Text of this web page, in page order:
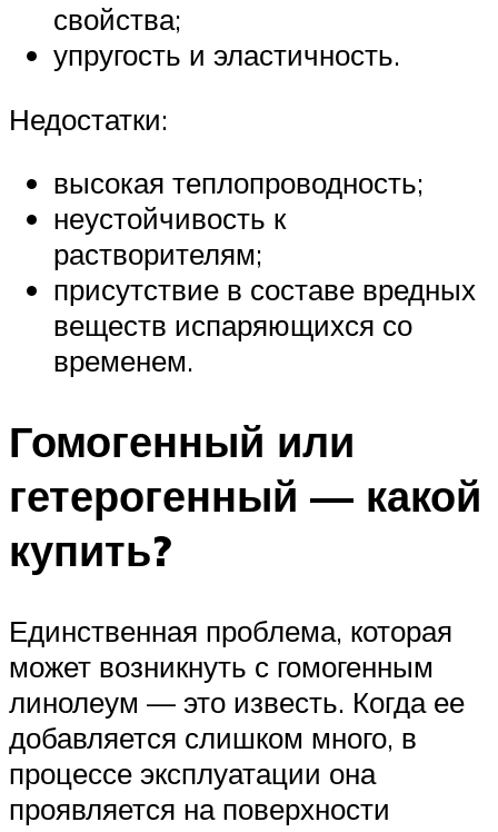
свойства;
упругость и эластичность.
Недостатки:
высокая теплопроводность;
неустойчивость к
растворителям;
присутствие в составе вредных
веществ испаряющихся со
временем.
Гомогенный или
гетерогенный — какой
купить?
Единственная проблема, которая
может возникнуть с гомогенным
линолеум — это известь. Когда ее
добавляется слишком много, в
процессе эксплуатации она
проявляется на поверхности